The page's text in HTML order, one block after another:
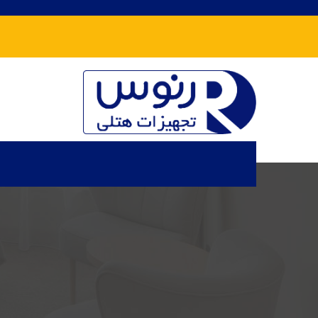
تجهیزات هتلی رنوس